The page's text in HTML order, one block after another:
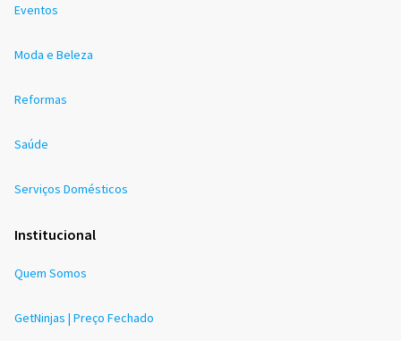
Eventos
Moda e Beleza
Reformas
Saúde
Serviços Domésticos
Institucional
Quem Somos
GetNinjas | Preço Fechado